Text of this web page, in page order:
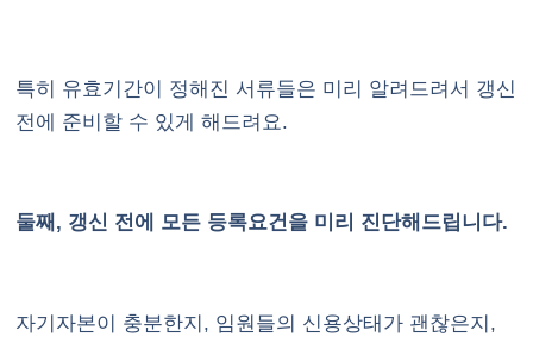
특히 유효기간이 정해진 서류들은 미리 알려드려서 갱신
전에 준비할 수 있게 해드려요.
둘째, 갱신 전에 모든 등록요건을 미리 진단해드립니다.
자기자본이 충분한지, 임원들의 신용상태가 괜찮은지,